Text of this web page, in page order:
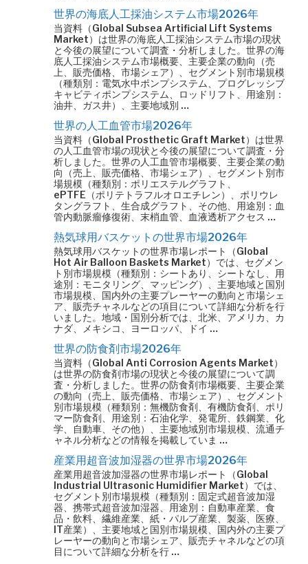
世界の海底人工採油システム市場2026年
当資料（Global Subsea Artificial Lift Systems
Market）は世界の海底人工採油システム市場の現状
と今後の展望について調査・分析しました。世界の海
底人工採油システム市場概要、主要企業の動向（売
上、販売価格、市場シェア）、セグメント別市場規模
（種類別：電気水中ポンプシステム、プログレッシブ
キャビティポンプシステム、ロッドリフト、用途別：
油井、ガス井）、主要地域別 …
世界の人工血管市場2026年
当資料（Global Prosthetic Graft Market）は世界
の人工血管市場の現状と今後の展望について調査・分
析しました。世界の人工血管市場概要、主要企業の動
向（売上、販売価格、市場シェア）、セグメント別市
場規模（種類別：ポリエステルグラフト、
ePTFE（ポリテトラフルオロエチレン）、ポリウレ
タングラフト、生合成グラフト、その他、用途別：血
管内動脈瘤修復術、末梢血管、血液透析アクセス …
熱気球用バスケットの世界市場2026年
熱気球用バスケットの世界市場レポート（Global
Hot Air Balloon Baskets Market）では、セグメン
ト別市場規模（種類別：シートあり、シートなし、用
途別：モニタリング、マッピング）、主要地域と国別
市場規模、国内外の主要プレーヤーの動向と市場シェ
ア、販売チャネルなどの項目について詳細な分析を行
いました。地域・国別分析では、北米、アメリカ、カ
ナダ、メキシコ、ヨーロッパ、ドイ …
世界の防食剤市場2026年
当資料（Global Anti Corrosion Agents Market）
は世界の防食剤市場の現状と今後の展望について調
査・分析しました。世界の防食剤市場概要、主要企業
の動向（売上、販売価格、市場シェア）、セグメント
別市場規模（種類別：無機防食剤、有機防食剤、ポリ
マー防食剤、用途別：石油化学、発電所、鉄鋼業、化
学、自動車、その他）、主要地域別市場規模、流通チ
ャネル分析などの情報を掲載していま …
産業用超音波加湿器の世界市場2026年
産業用超音波加湿器の世界市場レポート（Global
Industrial Ultrasonic Humidifier Market）では、
セグメント別市場規模（種類別：固定式超音波加湿
器、携帯式超音波加湿器、用途別：自動車産業、食
品・飲料、繊維産業、紙・パルプ産業、製薬、医療、
IT産業）、主要地域と国別市場規模、国内外の主要プ
レーヤーの動向と市場シェア、販売チャネルなどの項
目について詳細な分析を行 …